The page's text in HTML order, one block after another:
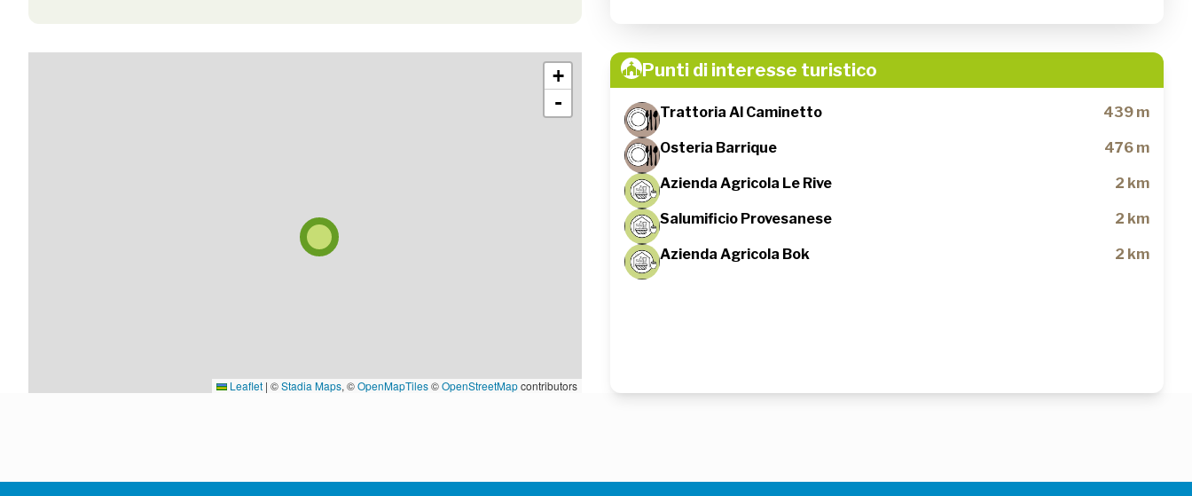
+
-
Leaflet | ©Stadia Maps, ©OpenMapTiles©OpenStreetMapcontributors
Punti di interesse turistico
Trattoria Al Caminetto 439 m
Osteria Barrique 476 m
Azienda Agricola Le Rive 2 km
Salumificio Provesanese 2 km
Azienda Agricola Bok 2 km